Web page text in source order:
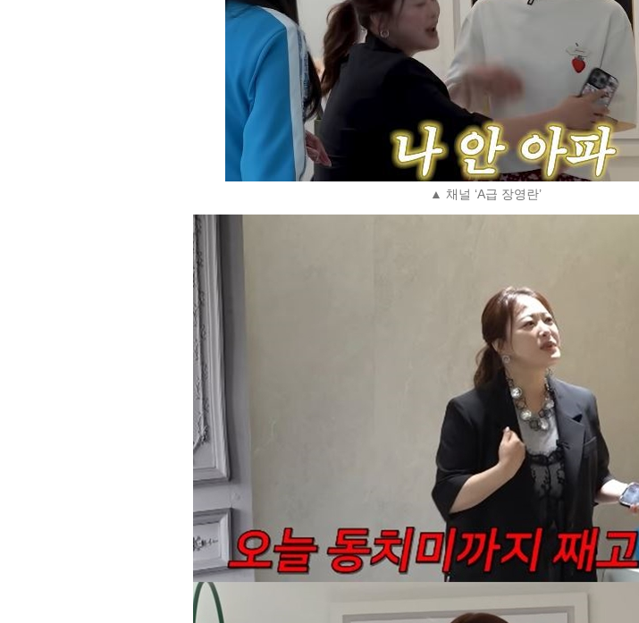
▲ 채널 ‘A급 장영란’